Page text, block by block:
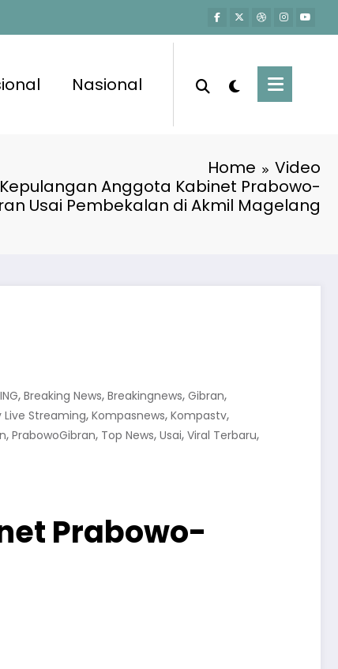
Nasional
Home
Video
Kepulangan Anggota Kabinet Prabowo-
Usai Pembekalan di Akmil Magelang
, Breaking News, Breakingnews, Gibran,
Live Streaming, Kompasnews, Kompastv,
, PrabowoGibran, Top News, Usai, Viral Terbaru,
Prabowo-